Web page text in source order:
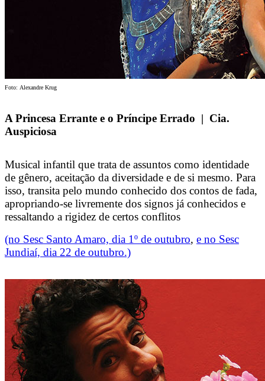
Foto: Alexandre Krug
A Princesa Errante e o Príncipe Errado | Cia.
Auspiciosa
Musical infantil que trata de assuntos como identidade
de gênero, aceitação da diversidade e de si mesmo. Para
isso, transita pelo mundo conhecido dos contos de fada,
apropriando-se livremente dos signos já conhecidos e
ressaltando a rigidez de certos conflitos
(no Sesc Santo Amaro, dia 1º de outubro, e no Sesc
Jundiaí, dia 22 de outubro.)